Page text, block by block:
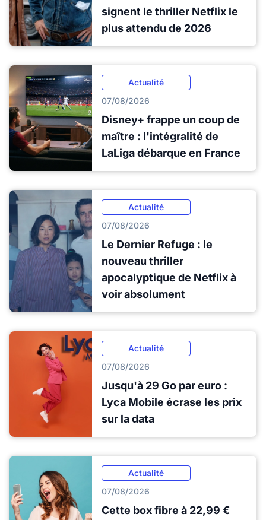
signent le thriller Netflix le
plus attendu de 2026
Actualité
07/08/2026
Disney+ frappe un coup de
maître : l'intégralité de
LaLiga débarque en France
Actualité
07/08/2026
Le Dernier Refuge : le
nouveau thriller
apocalyptique de Netflix à
voir absolument
Actualité
07/08/2026
Jusqu'à 29 Go par euro :
Lyca Mobile écrase les prix
sur la data
Actualité
07/08/2026
Cette box fibre à 22,99 €